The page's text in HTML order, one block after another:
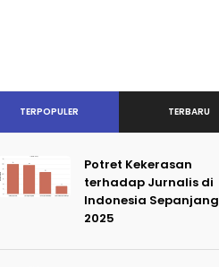
TERPOPULER TERBARU
Potret Kekerasan
terhadap Jurnalis di
Indonesia Sepanjang
2025